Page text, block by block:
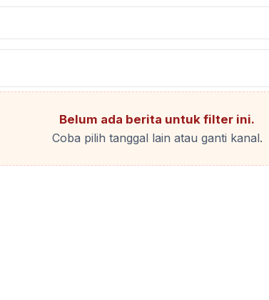
Belum ada berita untuk filter ini.
Coba pilih tanggal lain atau ganti kanal.